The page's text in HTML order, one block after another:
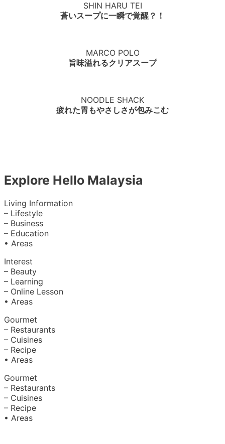
SHIN HARU TEI
蒼いスープに一瞬で覚醒？！
MARCO POLO
旨味溢れるクリアスープ
NOODLE SHACK
疲れた胃もやさしさが包みこむ
Explore Hello Malaysia
Living Information
– Lifestyle
– Business
– Education
• Areas
Interest
– Beauty
– Learning
– Online Lesson
• Areas
Gourmet
– Restaurants
– Cuisines
– Recipe
• Areas
Gourmet
– Restaurants
– Cuisines
– Recipe
• Areas